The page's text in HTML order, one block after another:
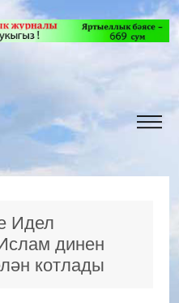
Идел
динен
котлады